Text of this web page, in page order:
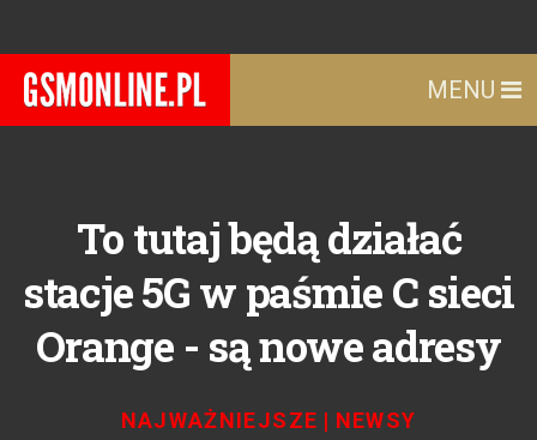
MENU
To tutaj będą działać
stacje 5G w paśmie C sieci
Orange - są nowe adresy
NAJWAŻNIEJSZE | NEWSY